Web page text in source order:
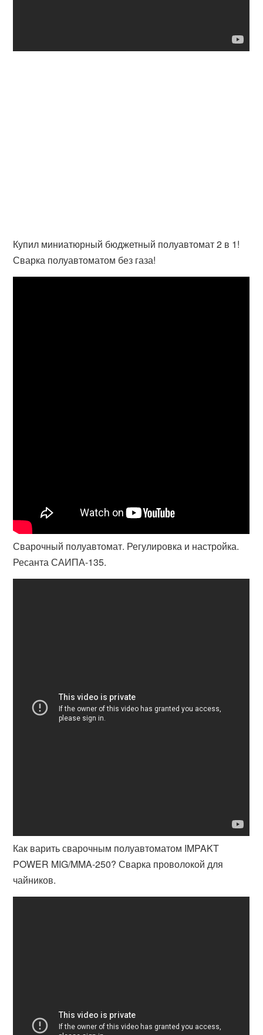
Купил миниатюрный бюджетный полуавтомат 2 в 1!
Сварка полуавтоматом без газа!
Сварочный полуавтомат. Регулировка и настройка.
Ресанта САИПА-135.
Как варить сварочным полуавтоматом IMPAKT
POWER MIG/MMA-250? Сварка проволокой для
чайников.